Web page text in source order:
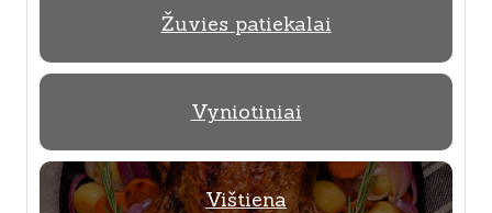
Žuvies patiekalai
Vyniotiniai
Vištiena